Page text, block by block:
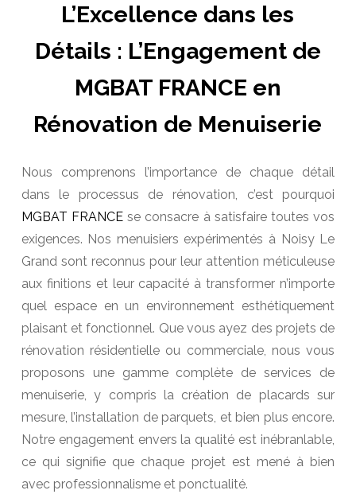
L’Excellence dans les
Détails : L’Engagement de
MGBAT FRANCE en
Rénovation de Menuiserie
Nous comprenons l’importance de chaque détail
dans le processus de rénovation, c’est pourquoi
MGBAT FRANCE se consacre à satisfaire toutes vos
exigences. Nos menuisiers expérimentés à Noisy Le
Grand sont reconnus pour leur attention méticuleuse
aux finitions et leur capacité à transformer n’importe
quel espace en un environnement esthétiquement
plaisant et fonctionnel. Que vous ayez des projets de
rénovation résidentielle ou commerciale, nous vous
proposons une gamme complète de services de
menuiserie, y compris la création de placards sur
mesure, l’installation de parquets, et bien plus encore.
Notre engagement envers la qualité est inébranlable,
ce qui signifie que chaque projet est mené à bien
avec professionnalisme et ponctualité.